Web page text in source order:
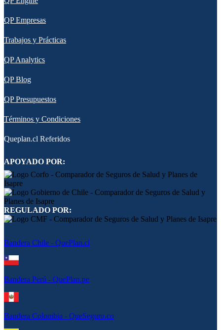
QP Empresas
Trabajos y Prácticas
QP Analytics
QP Blog
QP Presupuestos
Términos y Condiciones
Queplan.cl Referidos
APOYADO POR:
REGULADO POR:
Bandera Chile - QuePlan.cl
Bandera Perú - QuePlan.pe
Bandera Colombia - QueSeguro.co